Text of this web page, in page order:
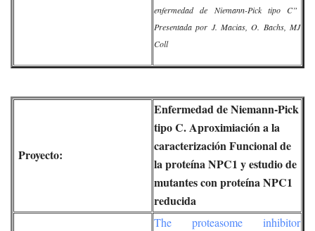
enfermedad de Niemann-Pick tipo C”
Presentada por J. Macias, O. Bachs, MJ
Coll
Proyecto:
Enfermedad de Niemann-Pick
tipo C. Aproximiación a la
caracterización Funcional de
la proteína NPC1 y estudio de
mutantes con proteína NPC1
reducida
The proteasome inhibitor